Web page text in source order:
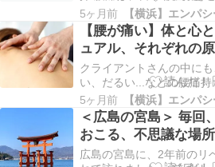
『日…
便なものにしてしまいます
前にできていたことが、
る...。心も沈んでいきま
で、普段から朝、顔を洗う
勢から、日頃気をつける
腰への気遣いですね。 今
の症…
5ヶ月前
【腰が痛い】体と心
ュアル、それぞれの
クライアントさんの中に
い、だるい...などの腰痛持
は、結構いらっしゃいます
人口の４分の１（２,８０
痛持ちとのこと。 人間は
から、後脚だけの直立に適
ないため、腰にもどうして
5ヶ月前
＜広島の宮島＞ 毎回
おこる、不思議な場所
広島の宮島に、2年前のリ